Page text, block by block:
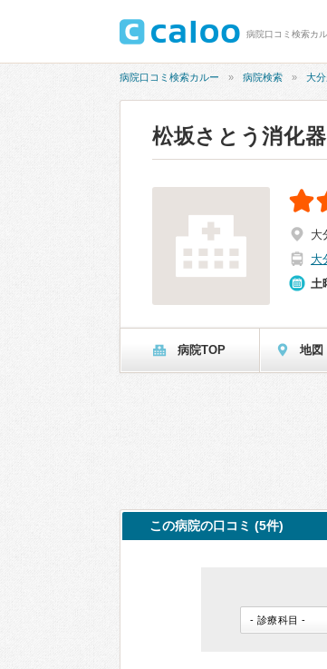
病院口コミ検索カ
病院口コミ検索カルー 病院検索 大
松坂さとう消化
大
大
土
病院TOP 地図
この病院の口コミ (5件)